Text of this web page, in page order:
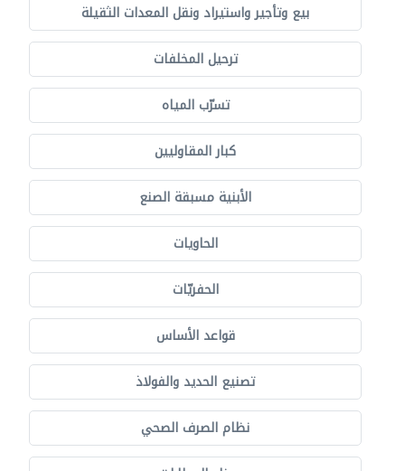
بيع وتأجير واستيراد ونقل المعدات الثقيلة
ترحيل المخلفات
تسرّب المياه
كبار المقاوليين
الأبنية مسبقة الصنع
الحاويات
الحفريّات
قواعد الأساس
تصنيع الحديد والفولاذ
نظام الصرف الصحي